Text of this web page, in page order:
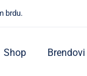
brdu.
Shop Brendovi